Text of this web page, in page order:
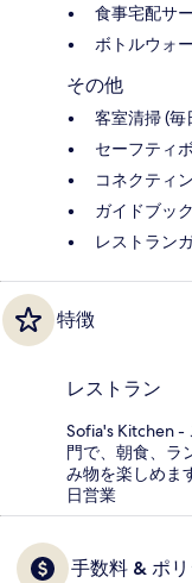
食事宅配サ
ボトルウォ
その他
客室清掃 (毎
セーフティ
コネクティ
ガイドブッ
レストラン
特徴
レストラン
Sofia's Kitchen -
門で、朝食、ラ
み物を楽しめま
日営業
手数料 & ポ